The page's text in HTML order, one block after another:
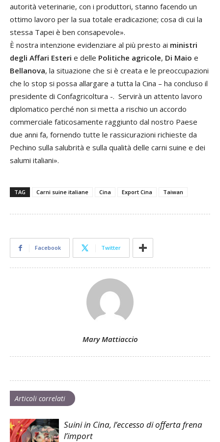
autorità veterinarie, con i produttori, stanno facendo un
ottimo lavoro per la sua totale eradicazione; cosa di cui la
stessa Tapei è ben consapevole».
È nostra intenzione evidenziare al più presto ai ministri
degli Affari Esteri e delle Politiche agricole, Di Maio e
Bellanova, la situazione che si è creata e le preoccupazioni
che lo stop si possa allargare a tutta la Cina – ha concluso il
presidente di Confagricoltura -. Servirà un attento lavoro
diplomatico perché non si metta a rischio un accordo
commerciale faticosamente raggiunto dal nostro Paese
due anni fa, fornendo tutte le rassicurazioni richieste da
Pechino sulla salubrità e sulla qualità delle carni suine e dei
salumi italiani».
TAG Carni suine italiane Cina Export Cina Taiwan
Facebook Twitter
Mary Mattiaccio
Articoli correlati
Suini in Cina, l’eccesso di offerta frena
l’import